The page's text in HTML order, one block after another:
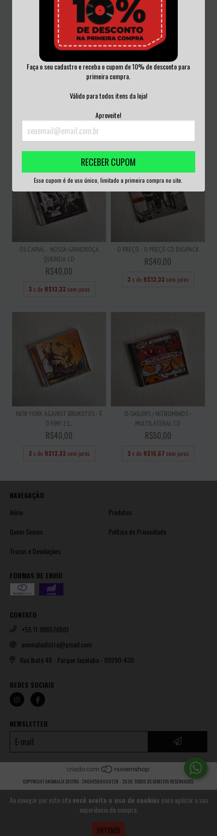
Faça o seu cadastro e receba o cupom de 10% de desconto para
primeira compra.
Válido para todos itens da loja!
Aproveite!
RECEBER CUPOM
Esse cupom é de uso único, limitado a primeira compra no site.
Ao navegar por este sitevocê aceita o uso de cookies para agilizar a sua
experiência de compra.
ENTENDI
LACRADO
OS CAPIAL - NOSSA GRINDROÇA
QUERIDA CD
R$40,00
3 x de R$13,33 sem juros
O PREÇO - O PREÇO CD DIGIPACK
R$40,00
3 x de R$13,33 sem juros
NEW YORK AGAINST BRUKUTUS - É
O FIM! 2.1...
R$40,00
3 x de R$13,33 sem juros
D-SAILORS / NITROMINDS -
MULTILATERAL CD
R$50,00
3 x de R$16,67 sem juros
NAVEGAÇÃO
Início
Produtos
Quem Somos
Política de Privacidade
Trocas e Devoluções
FORMAS DE ENVIO
CONTATO
+55 11 980576501
anomaliadistro@gmail.com
Rua Ibaté 48 - Parque Jaçatuba - 09290-430
REDES SOCIAIS
NEWSLETTER
COPYRIGHT ANOMALIA DISTRO - 24696588000128 - 2026. TODOS OS DIREITOS RESERVADOS.